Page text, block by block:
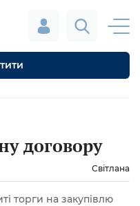
договору
Світлана
торги на закупівлю